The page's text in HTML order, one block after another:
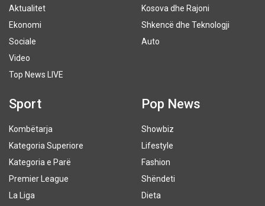
Aktualitet
Ekonomi
Sociale
Video
Top News LIVE
Kosova dhe Rajoni
Shkencë dhe Teknologji
Auto
Sport
Kombëtarja
Kategoria Superiore
Kategoria e Parë
Premier League
La Liga
Pop News
Showbiz
Lifestyle
Fashion
Shëndeti
Dieta